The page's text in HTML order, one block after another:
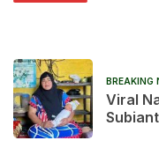
BREAKING
Viral